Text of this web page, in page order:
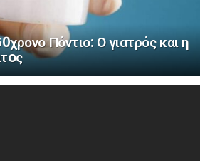
Πόντιο: Ο γιατρός και η